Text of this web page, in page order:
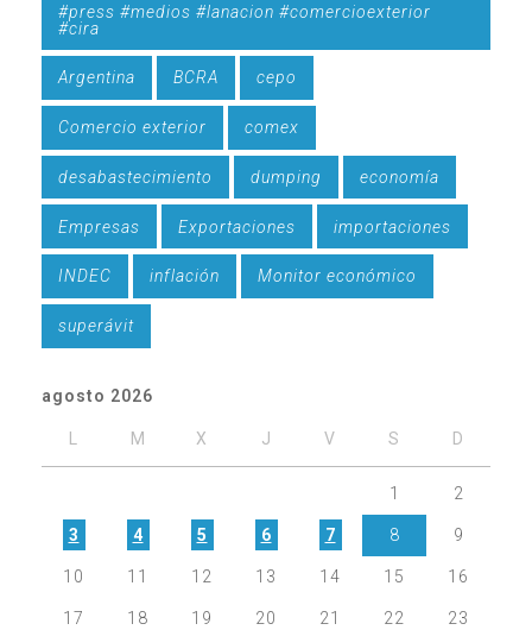
#press #medios #lanacion #comercioexterior
#cira
Argentina BCRA cepo
Comercio exterior comex
desabastecimiento dumping economía
Empresas Exportaciones importaciones
INDEC inflación Monitor económico
superávit
agosto 2026
M X J V S D
1 2
3 4 5 6 7 8 9
10 11 12 13 14 15 16
17 18 19 20 21 22 23